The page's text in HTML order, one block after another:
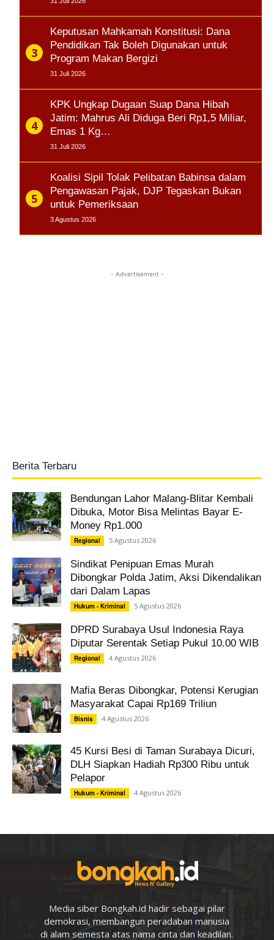
Keputusan Mahkamah Konstitusi: Dana
Pendidikan Tak Boleh Digunakan untuk
Program Makan Bergizi
31 Juli 2026
KPK Ungkap Dugaan Suap Dana Hibah
Jatim: Mahrus Ali Diduga Beri Rp1,5 Miliar,
Emas 1 Kg…
31 Juli 2026
Koalisi Sipil Tolak Pelibatan Babinsa dalam
Pengawasan Pajak, DJP Tegaskan Bukan
untuk Pemeriksaan
3 Agustus 2026
- Advertisement -
Berita Terbaru
Bendungan Lahor Malang-Blitar Kembali
Dibuka, Motor Bisa Melintas Bayar E-
Money Rp1.000
Regional 5 Agustus 2026
Sindikat Penipuan Emas Murah
Dibongkar Polda Jatim, Aksi Dikendalikan
dari Dalam Lapas
Hukum - Kriminal 5 Agustus 2026
DPRD Surabaya Usul Indonesia Raya
Diputar Serentak Setiap Pukul 10.00 WIB
Regional 4 Agustus 2026
Mafia Beras Dibongkar, Potensi Kerugian
Masyarakat Capai Rp169 Triliun
Bisnis 4 Agustus 2026
45 Kursi Besi di Taman Surabaya Dicuri,
DLH Siapkan Hadiah Rp300 Ribu untuk
Pelapor
Hukum - Kriminal 4 Agustus 2026
Media siber Bongkah.id hadir sebagai pilar
demokrasi, membangun peradaban manusia
di alam semesta atas nama cinta dan keadilan.